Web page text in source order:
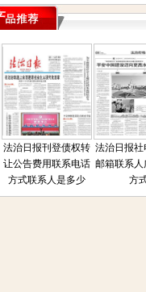
治日报刊登债权转
公告费用联系电话
式联系人是多少
法治日报社电
邮箱联系人广
方式